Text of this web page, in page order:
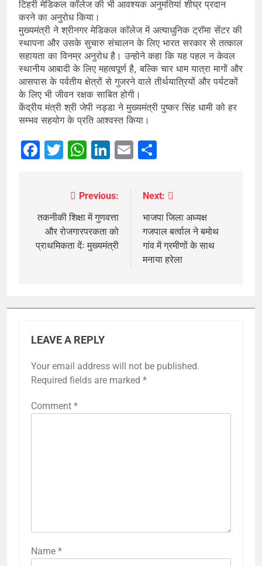
टिहरी मेडिकल कॉलेज की भी आवश्यक अनुमतियां शीघ्र प्रदान
करने का अनुरोध किया।
मुख्यमंत्री ने श्रीनगर मेडिकल कॉलेज में अत्याधुनिक ट्रॉमा सेंटर की
स्थापना और उसके सुचारु संचालन के लिए भारत सरकार से तत्काल
सहायता का विनम्र अनुरोध है। उन्होने कहा कि यह पहल न केवल
स्थानीय आबादी के लिए महत्वपूर्ण है, बल्कि चार धाम यात्रा मागों और
आसपास के पर्वतीय क्षेत्रों से गुजरने वाले तीर्थयात्रियों और पर्यटकों
के लिए भी जीवन रक्षक साबित होगी।
केंद्रीय मंत्री श्री जेपी नड्डा ने मुख्यमंत्री पुष्कर सिंह धामी को हर
सम्भव सहयोग के प्रति आश्वस्त किया।
Facebook
Twitter
WhatsApp
LinkedIn
Email
navigation
Previous:
तकनीकी शिक्षा में गुणवत्ता
और रोजगारपरकता को
प्राथमिकता देंः मुख्यमंत्री
Next:
भाजपा जिला अध्यक्ष
गजपाल बर्त्वाल ने बमोथ
गांव में ग्रमीणों के साथ
मनाया हरेला
LEAVE A REPLY
Your email address will not be published.
Required fields are marked *
Comment *
Name *